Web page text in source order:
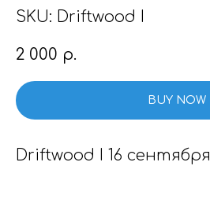
SKU: Driftwood I
2 000 р.
BUY NOW
Driftwood I 16 сентября